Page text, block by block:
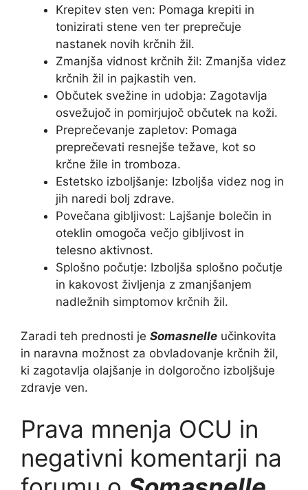
Krepitev sten ven: Pomaga krepiti in
tonizirati stene ven ter preprečuje
nastanek novih krčnih žil.
Zmanjša vidnost krčnih žil: Zmanjša videz
krčnih žil in pajkastih ven.
Občutek svežine in udobja: Zagotavlja
osvežujoč in pomirjujoč občutek na koži.
Preprečevanje zapletov: Pomaga
preprečevati resnejše težave, kot so
krčne žile in tromboza.
Estetsko izboljšanje: Izboljša videz nog in
jih naredi bolj zdrave.
Povečana gibljivost: Lajšanje bolečin in
oteklin omogoča večjo gibljivost in
telesno aktivnost.
Splošno počutje: Izboljša splošno počutje
in kakovost življenja z zmanjšanjem
nadležnih simptomov krčnih žil.
Zaradi teh prednosti je Somasnelle učinkovita
in naravna možnost za obvladovanje krčnih žil,
ki zagotavlja olajšanje in dolgoročno izboljšuje
zdravje ven.
Prava mnenja OCU in
negativni komentarji na